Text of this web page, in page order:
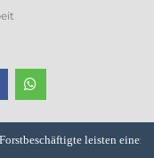
leisten einen